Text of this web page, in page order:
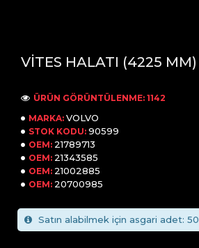
VİTES HALATI (4225 MM)
MARKA: VOLVO
STOK KODU: 90599
OEM: 21789713
OEM: 21343585
OEM: 21002885
OEM: 20700985
ÜRÜN GÖRÜNTÜLENME: 1142
Satın alabilmek için asgari adet: 50